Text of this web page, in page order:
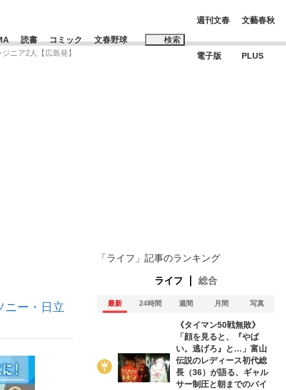
るのが悲しい」『北の国から』倉本聰氏（91...
読む将棋
聞けない資産運用のすべて
読書 コミック 文春野球 検索
週刊文春
電子版
文藝春秋
PLUS
ニア2人【広島発】
ニー・日立
「ライフ」記事のランキング
ライフ 総合
最新 24時間 週間 月間 写真
《タイマン50戦無敗》
「顔を見ると、『やば
い。逃げろ』と…」富山
伝説のレディース初代総
長（36）が語る、ギャル
サー制圧と朝までのバイ